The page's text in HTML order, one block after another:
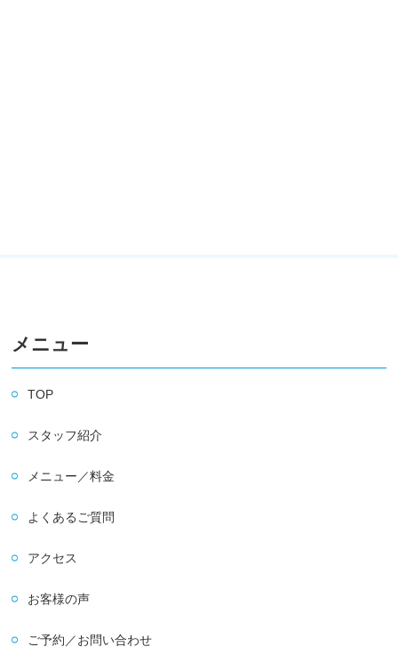
メニュー
TOP
スタッフ紹介
メニュー／料金
よくあるご質問
アクセス
お客様の声
ご予約／お問い合わせ